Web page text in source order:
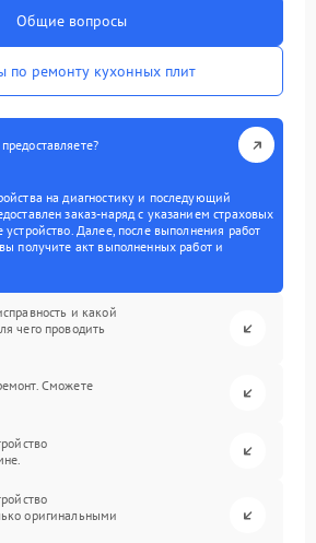
Общие вопросы
по ремонту кухонных плит
на диагностику и последующий
заказ-наряд с указанием страховых
устройство. Далее, после выполнения работ
получите акт выполненных работ и
и какой
чего проводить
Сможете
оригинальными